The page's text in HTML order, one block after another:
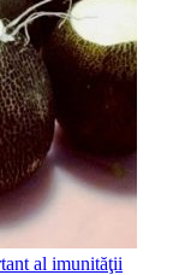
al imunităţii